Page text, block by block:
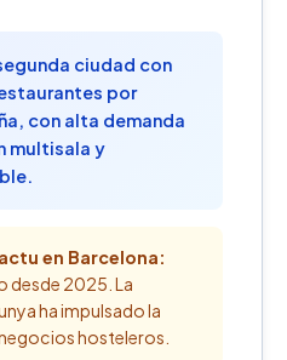
ciudad con
por
con alta demanda
multisala y
en Barcelona:
desde 2025. La
ha impulsado la
hosteleros.